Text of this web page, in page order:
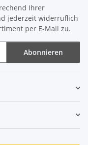
Ihrer
jederzeit widerruflich
per E-Mail zu.
Abonnieren